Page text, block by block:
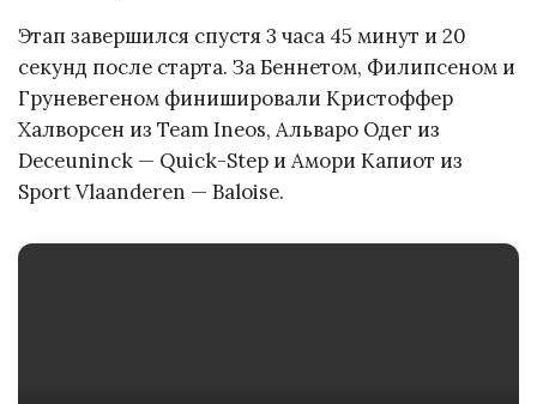
Этап завершился спустя 3 часа 45 минут и 20
секунд после старта. За Беннетом, Филипсеном и
Груневегеном финишировали Кристоффер
Халворсен из Team Ineos, Альваро Одег из
Deceuninck — Quick-Step и Амори Капиот из
Sport Vlaanderen — Baloise.